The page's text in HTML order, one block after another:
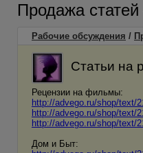
Продажа
Рабочие обсуждения /
Статьи на
Рецензии на фильмы:
http://advego.ru/shop/text/
http://advego.ru/shop/text/
http://advego.ru/shop/text/
Дом и Быт: